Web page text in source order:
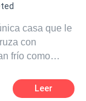
casa que le
con
frío como
Lo que
pronto se
Leer